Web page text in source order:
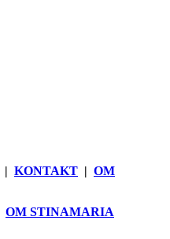
| KONTAKT | OM
OM STINAMARIA